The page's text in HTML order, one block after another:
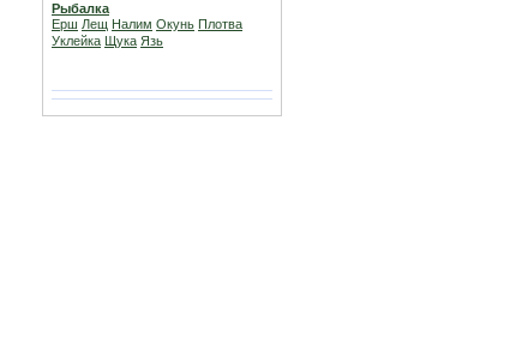
Рыбалка
Ерш Лещ Налим Окунь Плотва
Уклейка Щука Язь